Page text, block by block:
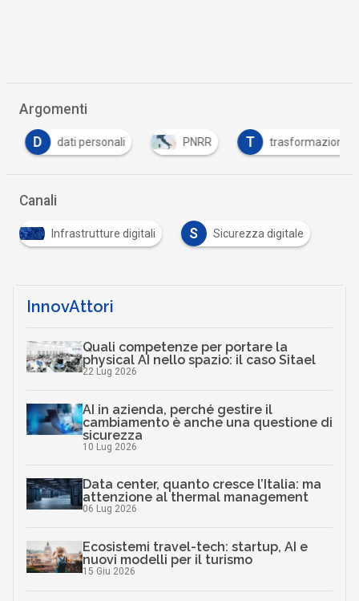
Argomenti
D dati personali PNRR T trasformazione
Canali
Infrastrutture digitali S Sicurezza digitale
InnovAttori
Quali competenze per portare la
physical AI nello spazio: il caso Sitael
22 Lug 2026
AI in azienda, perché gestire il
cambiamento è anche una questione di
sicurezza
10 Lug 2026
Data center, quanto cresce l’Italia: ma
attenzione al thermal management
06 Lug 2026
Ecosistemi travel-tech: startup, AI e
nuovi modelli per il turismo
15 Giu 2026